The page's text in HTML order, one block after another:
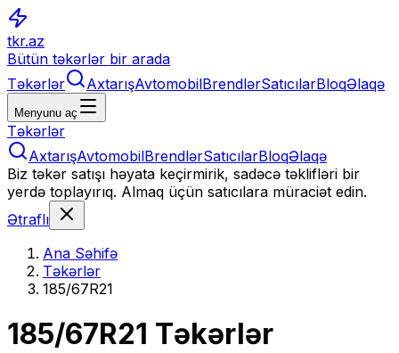
tkr.az
Bütün təkərlər bir arada
Təkərlər
AxtarışAvtomobilBrendlərSatıcılarBloqƏlaqə
Menyunu aç
Təkərlər
AxtarışAvtomobilBrendlərSatıcılarBloqƏlaqə
Biz təkər satışı həyata keçirmirik, sadəcə təklifləri bir
yerdə toplayırıq. Almaq üçün satıcılara müraciət edin.
Ətraflı
Ana Səhifə
Təkərlər
185/67R21
185/67R21 Təkərlər